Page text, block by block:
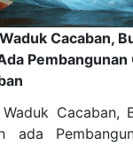
Cacaban,
Pembangunan
Cacaban,
ada